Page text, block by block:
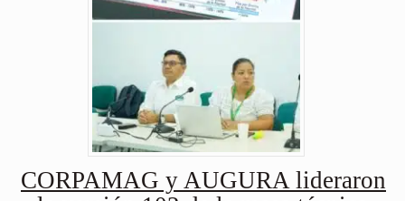
CORPAMAG y AUGURA lideraron